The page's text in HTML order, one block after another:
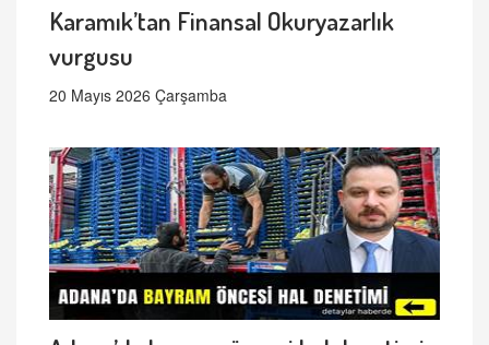
Karamık’tan Finansal Okuryazarlık
vurgusu
20 Mayıs 2026 Çarşamba